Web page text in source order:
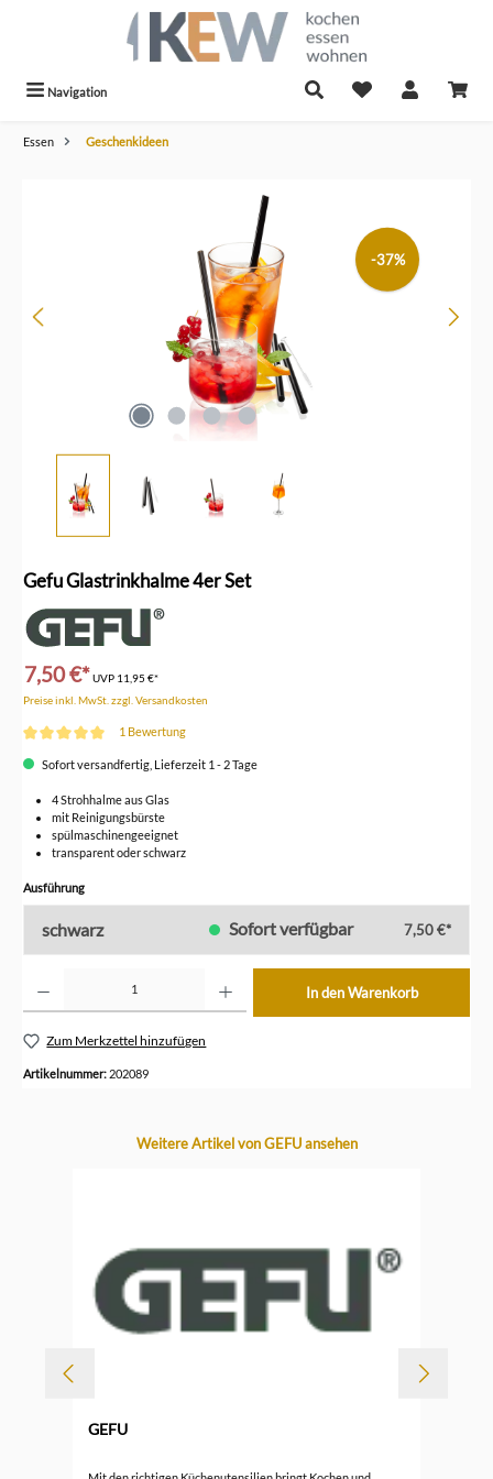
Navigation
Essen Geschenkideen
-37%
Gefu Glastrinkhalme 4er Set
7,50 €*UVP 11,95 €*
Preise inkl. MwSt. zzgl. Versandkosten
1 Bewertung
Sofort versandfertig, Lieferzeit 1 - 2 Tage
4 Strohhalme aus Glas
mit Reinigungsbürste
spülmaschinengeeignet
transparent oder schwarz
Ausführungauswählen
schwarz Sofort verfügbar 7,50 €*
In den Warenkorb
Zum Merkzettel hinzufügen
Artikelnummer: 202089
Produktgalerie überspringen
Weitere Artikel von GEFU ansehen
GEFU